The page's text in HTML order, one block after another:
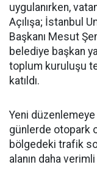
uygulanırken,
Açılışa; İstanbul
Başkanı Mesut
belediye başkan
toplum kuruluşu
katıldı.
Yeni düzenlemeye
günlerde otopark
bölgedeki trafik
alanın daha